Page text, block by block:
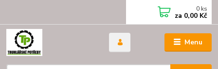
Menu
0 ks
za 0,00 Kč